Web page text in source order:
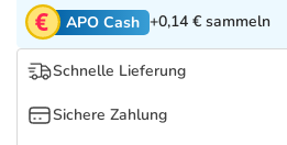
Tierapotheke
Vitamine & Mineralstoffe
Salus Deals
APO Cash +0,14 € sammeln
Schnelle Lieferung
Sichere Zahlung